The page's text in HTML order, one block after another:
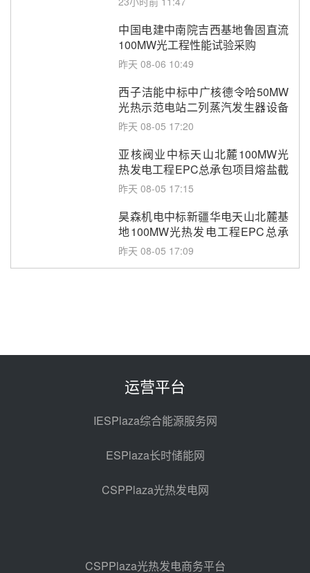
中国电建中南院吉西基地鲁固直流
100MW光工程性能试验采购
昨天 08-06 10:49
西子洁能中标中广核德令哈50MW
光热示范电站二列蒸汽发生器设备
采购
昨天 08-05 17:20
亚核阀业中标天山北麓100MW光
热发电工程EPC总承包项目熔盐截
止阀、熔盐三偏心蝶阀采购
昨天 08-05 17:15
昊森机电中标新疆华电天山北麓基
地100MW光热发电工程EPC总承
包项目熔盐介质超声波流量计采购
昨天 08-05 17:09
电机组灵活性改造项目三元液态盐
2026-2029年熔盐介质框架协议
中能建华中试研院中标重能新疆
100MW光热项目机组调试及性能
试验
前天 08-05 10:41
格局
前天 08-05 09:11
运营平台
IESPlaza综合能源服务网
ESPlaza长时储能网
CSPPlaza光热发电网
CSPPlaza光热发电商务平台